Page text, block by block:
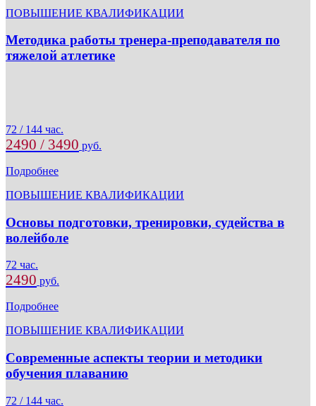
ПОВЫШЕНИЕ КВАЛИФИКАЦИИ
Методика работы тренера-преподавателя по
тяжелой атлетике
72 / 144 час.
2490 / 3490 руб.
Подробнее
ПОВЫШЕНИЕ КВАЛИФИКАЦИИ
Основы подготовки, тренировки, судейства в
волейболе
72 час.
2490 руб.
Подробнее
ПОВЫШЕНИЕ КВАЛИФИКАЦИИ
Современные аспекты теории и методики
обучения плаванию
72 / 144 час.